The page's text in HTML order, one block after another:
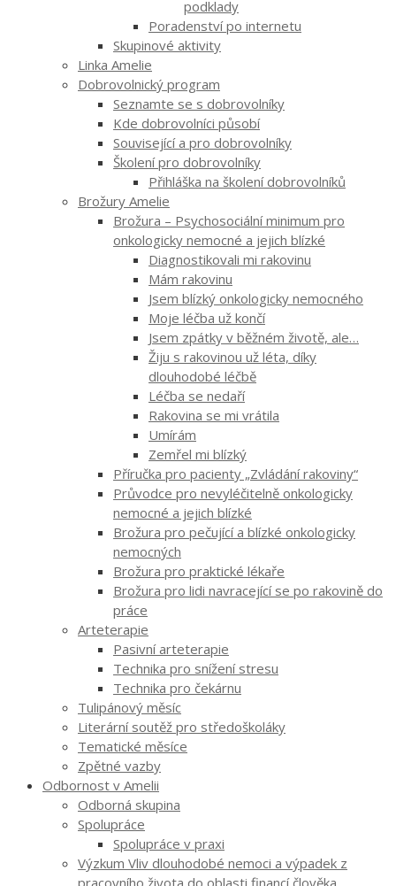
podklady
Poradenství po internetu
Skupinové aktivity
Linka Amelie
Dobrovolnický program
Seznamte se s dobrovolníky
Kde dobrovolníci působí
Související a pro dobrovolníky
Školení pro dobrovolníky
Přihláška na školení dobrovolníků
Brožury Amelie
Brožura – Psychosociální minimum pro
onkologicky nemocné a jejich blízké
Diagnostikovali mi rakovinu
Mám rakovinu
Jsem blízký onkologicky nemocného
Moje léčba už končí
Jsem zpátky v běžném životě, ale…
Žiju s rakovinou už léta, díky
dlouhodobé léčbě
Léčba se nedaří
Rakovina se mi vrátila
Umírám
Zemřel mi blízký
Příručka pro pacienty „Zvládání rakoviny“
Průvodce pro nevyléčitelně onkologicky
nemocné a jejich blízké
Brožura pro pečující a blízké onkologicky
nemocných
Brožura pro praktické lékaře
Brožura pro lidi navracející se po rakovině do
práce
Arteterapie
Pasivní arteterapie
Technika pro snížení stresu
Technika pro čekárnu
Tulipánový měsíc
Literární soutěž pro středoškoláky
Tematické měsíce
Zpětné vazby
Odbornost v Amelii
Odborná skupina
Spolupráce
Spolupráce v praxi
Výzkum Vliv dlouhodobé nemoci a výpadek z